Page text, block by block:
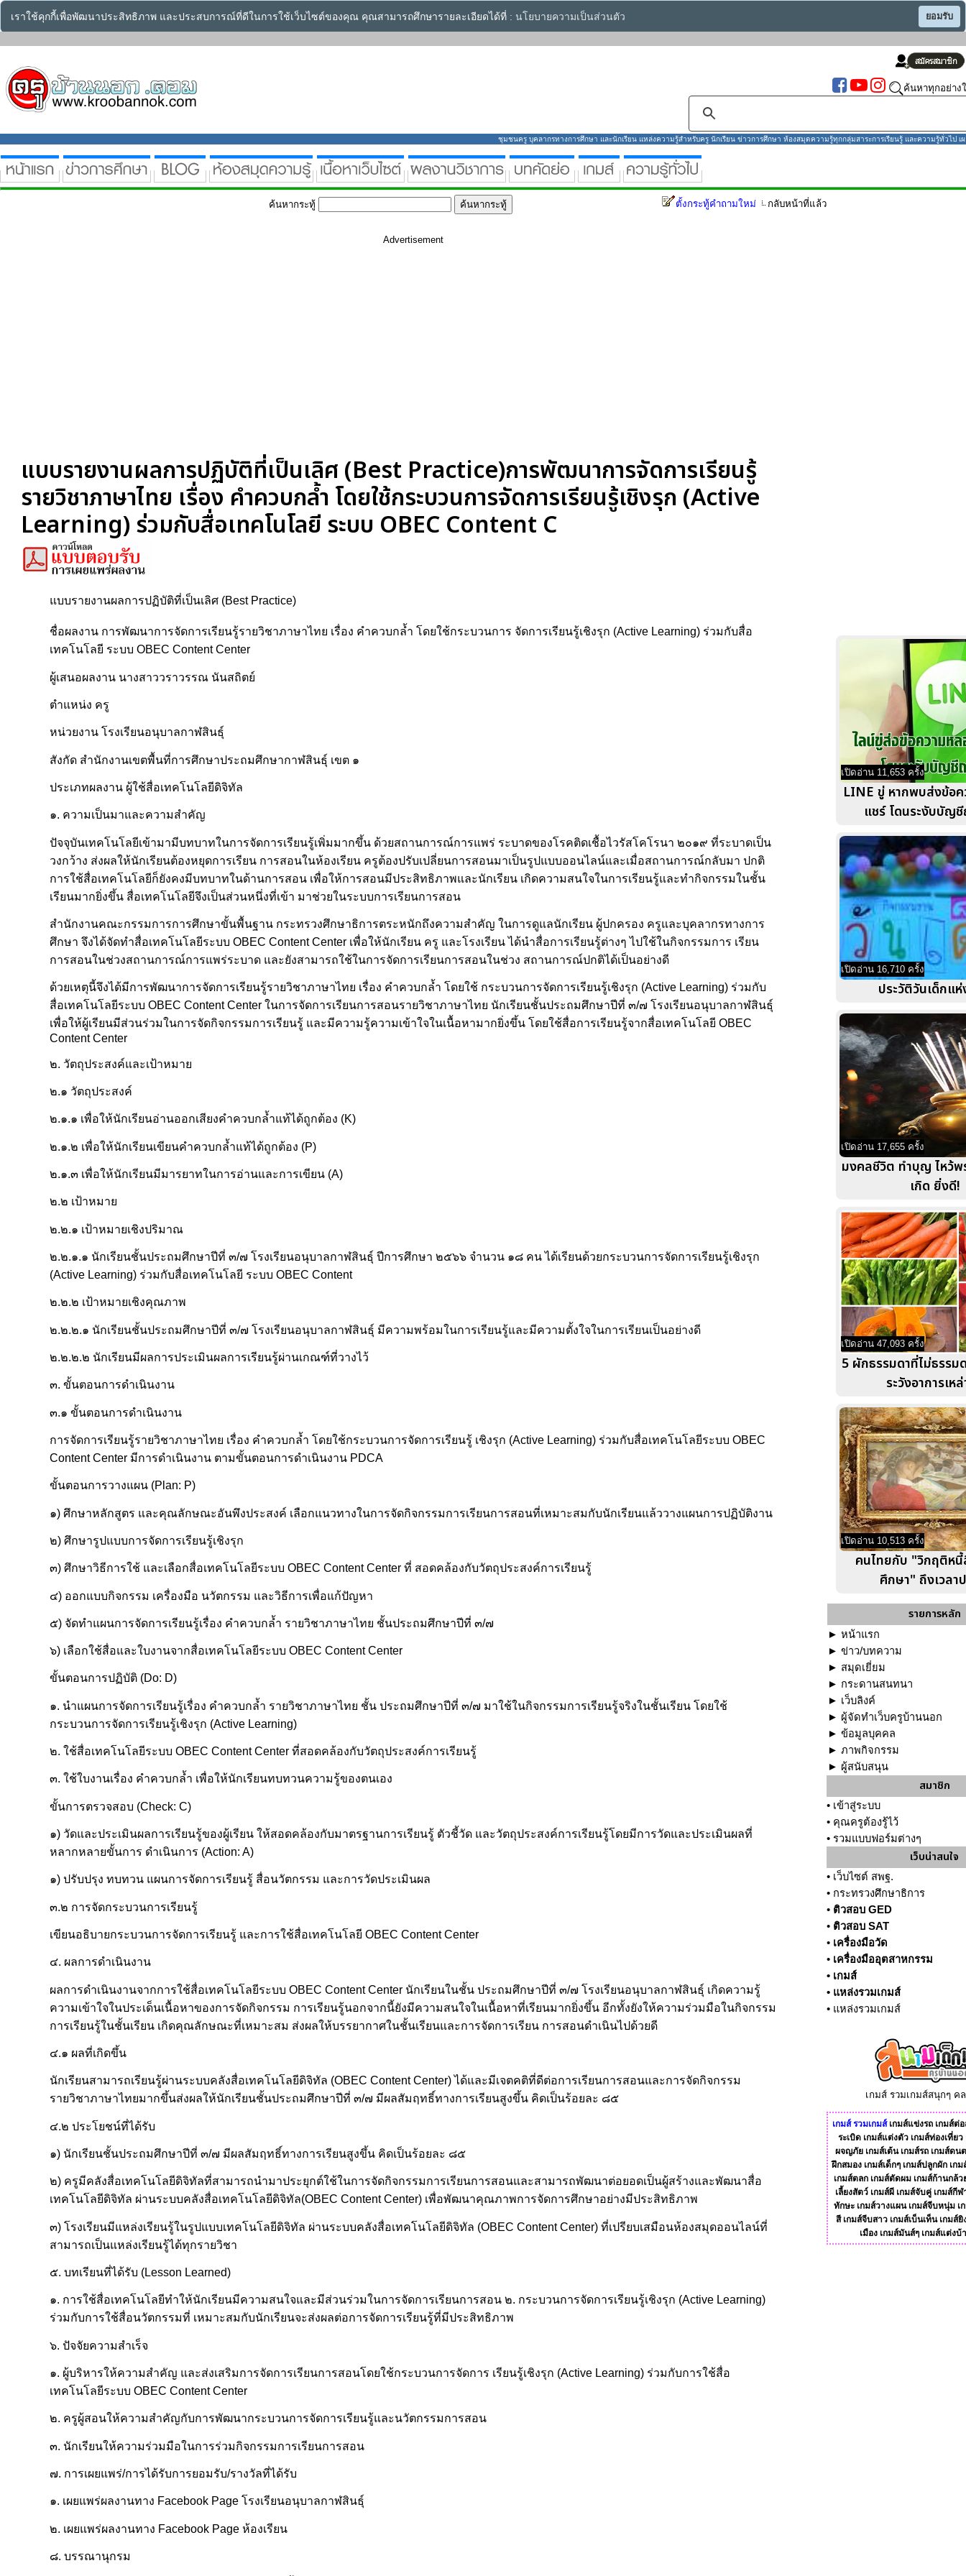
เราใช้คุกกี้เพื่อพัฒนาประสิทธิภาพ และประสบการณ์ที่ดีในการใช้เว็บไซต์ของคุณ คุณสามารถศึกษารายละเอียดได้ที่ : นโยบายความเป็นส่วนตัว ยอมรับ
ค้นหาทุกอย่าง
ชุมชนครู บุคลากรทางการศึกษา และนักเรียน แหล่งความรู้สำหรับครู นักเรียน ข่าวการศึกษา ห้องสมุดความรู้ทุกกลุ่มสาระการเรียนรู้ และความรู้ทั่วไป เ
ค้นหากระทู้ ตั้งกระทู้คำถามใหม่ กลับหน้าที่แล้ว
Advertisement
แบบรายงานผลการปฏิบัติที่เป็นเลิศ (Best Practice)การพัฒนาการจัดการเรียนรู้
รายวิชาภาษาไทย เรื่อง คำควบกล้ำ โดยใช้กระบวนการจัดการเรียนรู้เชิงรุก (Active
Learning) ร่วมกับสื่อเทคโนโลยี ระบบ OBEC Content C
แบบรายงานผลการปฏิบัติที่เป็นเลิศ (Best Practice)
ชื่อผลงาน การพัฒนาการจัดการเรียนรู้รายวิชาภาษาไทย เรื่อง คำควบกล้ำ โดยใช้กระบวนการ จัดการเรียนรู้เชิงรุก (Active Learning) ร่วมกับสื่อ
เทคโนโลยี ระบบ OBEC Content Center
ผู้เสนอผลงาน นางสาววราวรรณ นันสถิตย์
ตำแหน่ง ครู
หน่วยงาน โรงเรียนอนุบาลกาฬสินธุ์
สังกัด สำนักงานเขตพื้นที่การศึกษาประถมศึกษากาฬสินธุ์ เขต ๑
ประเภทผลงาน ผู้ใช้สื่อเทคโนโลยีดิจิทัล
๑. ความเป็นมาและความสำคัญ
ปัจจุบันเทคโนโลยีเข้ามามีบทบาทในการจัดการเรียนรู้เพิ่มมากขึ้น ด้วยสถานการณ์การแพร่ ระบาดของโรคติดเชื้อไวรัสโคโรนา ๒๐๑๙ ที่ระบาดเป็น
วงกว้าง ส่งผลให้นักเรียนต้องหยุดการเรียน การสอนในห้องเรียน ครูต้องปรับเปลี่ยนการสอนมาเป็นรูปแบบออนไลน์และเมื่อสถานการณ์กลับมา ปกติ
การใช้สื่อเทคโนโลยีก็ยังคงมีบทบาทในด้านการสอน เพื่อให้การสอนมีประสิทธิภาพและนักเรียน เกิดความสนใจในการเรียนรู้และทำกิจกรรมในชั้น
เรียนมากยิ่งขึ้น สื่อเทคโนโลยีจึงเป็นส่วนหนึ่งที่เข้า มาช่วยในระบบการเรียนการสอน
สำนักงานคณะกรรมการการศึกษาขั้นพื้นฐาน กระทรวงศึกษาธิการตระหนักถึงความสำคัญ ในการดูแลนักเรียน ผู้ปกครอง ครูและบุคลากรทางการ
ศึกษา จึงได้จัดทำสื่อเทคโนโลยีระบบ OBEC Content Center เพื่อให้นักเรียน ครู และโรงเรียน ได้นำสื่อการเรียนรู้ต่างๆ ไปใช้ในกิจกรรมการ เรียน
การสอนในช่วงสถานการณ์การแพร่ระบาด และยังสามารถใช้ในการจัดการเรียนการสอนในช่วง สถานการณ์ปกติได้เป็นอย่างดี
ด้วยเหตุนี้จึงได้มีการพัฒนาการจัดการเรียนรู้รายวิชาภาษาไทย เรื่อง คำควบกล้ำ โดยใช้ กระบวนการจัดการเรียนรู้เชิงรุก (Active Learning) ร่วมกับ
สื่อเทคโนโลยีระบบ OBEC Content Center ในการจัดการเรียนการสอนรายวิชาภาษาไทย นักเรียนชั้นประถมศึกษาปีที่ ๓/๗ โรงเรียนอนุบาลกาฬสินธุ์
เพื่อให้ผู้เรียนมีส่วนร่วมในการจัดกิจกรรมการเรียนรู้ และมีความรู้ความเข้าใจในเนื้อหามากยิ่งขึ้น โดยใช้สื่อการเรียนรู้จากสื่อเทคโนโลยี OBEC
Content Center
๒. วัตถุประสงค์และเป้าหมาย
๒.๑ วัตถุประสงค์
๒.๑.๑ เพื่อให้นักเรียนอ่านออกเสียงคำควบกล้ำแท้ได้ถูกต้อง (K)
๒.๑.๒ เพื่อให้นักเรียนเขียนคำควบกล้ำแท้ได้ถูกต้อง (P)
๒.๑.๓ เพื่อให้นักเรียนมีมารยาทในการอ่านและการเขียน (A)
๒.๒ เป้าหมาย
๒.๒.๑ เป้าหมายเชิงปริมาณ
๒.๒.๑.๑ นักเรียนชั้นประถมศึกษาปีที่ ๓/๗ โรงเรียนอนุบาลกาฬสินธุ์ ปีการศึกษา ๒๕๖๖ จำนวน ๑๘ คน ได้เรียนด้วยกระบวนการจัดการเรียนรู้เชิงรุก
(Active Learning) ร่วมกับสื่อเทคโนโลยี ระบบ OBEC Content
๒.๒.๒ เป้าหมายเชิงคุณภาพ
๒.๒.๒.๑ นักเรียนชั้นประถมศึกษาปีที่ ๓/๗ โรงเรียนอนุบาลกาฬสินธุ์ มีความพร้อมในการเรียนรู้และมีความตั้งใจในการเรียนเป็นอย่างดี
๒.๒.๒.๒ นักเรียนมีผลการประเมินผลการเรียนรู้ผ่านเกณฑ์ที่วางไว้
๓. ขั้นตอนการดำเนินงาน
๓.๑ ขั้นตอนการดำเนินงาน
การจัดการเรียนรู้รายวิชาภาษาไทย เรื่อง คำควบกล้ำ โดยใช้กระบวนการจัดการเรียนรู้ เชิงรุก (Active Learning) ร่วมกับสื่อเทคโนโลยีระบบ OBEC
Content Center มีการดำเนินงาน ตามขั้นตอนการดำเนินงาน PDCA
ขั้นตอนการวางแผน (Plan: P)
๑) ศึกษาหลักสูตร และคุณลักษณะอันพึงประสงค์ เลือกแนวทางในการจัดกิจกรรมการเรียนการสอนที่เหมาะสมกับนักเรียนแล้ววางแผนการปฏิบัติงาน
๒) ศึกษารูปแบบการจัดการเรียนรู้เชิงรุก
๓) ศึกษาวิธีการใช้ และเลือกสื่อเทคโนโลยีระบบ OBEC Content Center ที่ สอดคล้องกับวัตถุประสงค์การเรียนรู้
๔) ออกแบบกิจกรรม เครื่องมือ นวัตกรรม และวิธีการเพื่อแก้ปัญหา
๕) จัดทำแผนการจัดการเรียนรู้เรื่อง คำควบกล้ำ รายวิชาภาษาไทย ชั้นประถมศึกษาปีที่ ๓/๗
๖) เลือกใช้สื่อและใบงานจากสื่อเทคโนโลยีระบบ OBEC Content Center
ขั้นตอนการปฏิบัติ (Do: D)
๑. นำแผนการจัดการเรียนรู้เรื่อง คำควบกล้ำ รายวิชาภาษาไทย ชั้น ประถมศึกษาปีที่ ๓/๗ มาใช้ในกิจกรรมการเรียนรู้จริงในชั้นเรียน โดยใช้
กระบวนการจัดการเรียนรู้เชิงรุก (Active Learning)
๒. ใช้สื่อเทคโนโลยีระบบ OBEC Content Center ที่สอดคล้องกับวัตถุประสงค์การเรียนรู้
๓. ใช้ใบงานเรื่อง คำควบกล้ำ เพื่อให้นักเรียนทบทวนความรู้ของตนเอง
ขั้นการตรวจสอบ (Check: C)
๑) วัดและประเมินผลการเรียนรู้ของผู้เรียน ให้สอดคล้องกับมาตรฐานการเรียนรู้ ตัวชี้วัด และวัตถุประสงค์การเรียนรู้โดยมีการวัดและประเมินผลที่
หลากหลายขั้นการ ดำเนินการ (Action: A)
๑) ปรับปรุง ทบทวน แผนการจัดการเรียนรู้ สื่อนวัตกรรม และการวัดประเมินผล
๓.๒ การจัดกระบวนการเรียนรู้
เขียนอธิบายกระบวนการจัดการเรียนรู้ และการใช้สื่อเทคโนโลยี OBEC Content Center
๔. ผลการดำเนินงาน
ผลการดำเนินงานจากการใช้สื่อเทคโนโลยีระบบ OBEC Content Center นักเรียนในชั้น ประถมศึกษาปีที่ ๓/๗ โรงเรียนอนุบาลกาฬสินธุ์ เกิดความรู้
ความเข้าใจในประเด็นเนื้อหาของการจัดกิจกรรม การเรียนรู้นอกจากนี้ยังมีความสนใจในเนื้อหาที่เรียนมากยิ่งขึ้น อีกทั้งยังให้ความร่วมมือในกิจกรรม
การเรียนรู้ในชั้นเรียน เกิดคุณลักษณะที่เหมาะสม ส่งผลให้บรรยากาศในชั้นเรียนและการจัดการเรียน การสอนดำเนินไปด้วยดี
๔.๑ ผลที่เกิดขึ้น
นักเรียนสามารถเรียนรู้ผ่านระบบคลังสื่อเทคโนโลยีดิจิทัล (OBEC Content Center) ได้และมีเจตคติที่ดีต่อการเรียนการสอนและการจัดกิจกรรม
รายวิชาภาษาไทยมากขึ้นส่งผลให้นักเรียนชั้นประถมศึกษาปีที่ ๓/๗ มีผลสัมฤทธิ์ทางการเรียนสูงขึ้น คิดเป็นร้อยละ ๘๕
๔.๒ ประโยชน์ที่ได้รับ
๑) นักเรียนชั้นประถมศึกษาปีที่ ๓/๗ มีผลสัมฤทธิ์ทางการเรียนสูงขึ้น คิดเป็นร้อยละ ๘๕
๒) ครูมีคลังสื่อเทคโนโลยีดิจิทัลที่สามารถนำมาประยุกต์ใช้ในการจัดกิจกรรมการเรียนการสอนและสามารถพัฒนาต่อยอดเป็นผู้สร้างและพัฒนาสื่อ
เทคโนโลยีดิจิทัล ผ่านระบบคลังสื่อเทคโนโลยีดิจิทัล(OBEC Content Center) เพื่อพัฒนาคุณภาพการจัดการศึกษาอย่างมีประสิทธิภาพ
๓) โรงเรียนมีแหล่งเรียนรู้ในรูปแบบเทคโนโลยีดิจิทัล ผ่านระบบคลังสื่อเทคโนโลยีดิจิทัล (OBEC Content Center) ที่เปรียบเสมือนห้องสมุดออนไลน์ที่
สามารถเป็นแหล่งเรียนรู้ได้ทุกรายวิชา
๕. บทเรียนที่ได้รับ (Lesson Learned)
๑. การใช้สื่อเทคโนโลยีทำให้นักเรียนมีความสนใจและมีส่วนร่วมในการจัดการเรียนการสอน ๒. กระบวนการจัดการเรียนรู้เชิงรุก (Active Learning)
ร่วมกับการใช้สื่อนวัตกรรมที่ เหมาะสมกับนักเรียนจะส่งผลต่อการจัดการเรียนรู้ที่มีประสิทธิภาพ
๖. ปัจจัยความสำเร็จ
๑. ผู้บริหารให้ความสำคัญ และส่งเสริมการจัดการเรียนการสอนโดยใช้กระบวนการจัดการ เรียนรู้เชิงรุก (Active Learning) ร่วมกับการใช้สื่อ
เทคโนโลยีระบบ OBEC Content Center
๒. ครูผู้สอนให้ความสำคัญกับการพัฒนากระบวนการจัดการเรียนรู้และนวัตกรรมการสอน
๓. นักเรียนให้ความร่วมมือในการร่วมกิจกรรมการเรียนการสอน
๗. การเผยแพร่/การได้รับการยอมรับ/รางวัลที่ได้รับ
๑. เผยแพร่ผลงานทาง Facebook Page โรงเรียนอนุบาลกาฬสินธุ์
๒. เผยแพร่ผลงานทาง Facebook Page ห้องเรียน
๘. บรรณานุกรม
เปิดอ่าน 11,653 ครั้ง
LINE ขู่ หากพบส่งข้อค
แชร์ โดนระงับบัญ
เปิดอ่าน 16,710 ครั้ง
ประวัติวันเด็กแ
เปิดอ่าน 17,655 ครั้ง
มงคลชีวิต ทำบุญ ไหว้พ
เกิด ยิ่งดี!
เปิดอ่าน 47,093 ครั้ง
5 ผักธรรมดาที่ไม่ธรรม
ระวังอาการเห
เปิดอ่าน 10,513 ครั้ง
คนไทยกับ "วิกฤติห
ศึกษา" ถึงเวลา
รายการหลัก
► หน้าแรก
► ข่าว/บทความ
► สมุดเยี่ยม
► กระดานสนทนา
► เว็บลิงค์
► ผู้จัดทำเว็บครูบ้านนอก
► ข้อมูลบุคคล
► ภาพกิจกรรม
► ผู้สนับสนุน
สมาชิก
• เข้าสู่ระบบ
• คุณครูต้องรู้ไว้
• รวมแบบฟอร์มต่างๆ
เว็บน่าสนใจ
• เว็บไซต์ สพฐ.
• กระทรวงศึกษาธิการ
• ติวสอบ GED
• ติวสอบ SAT
• เครื่องมือวัด
• เครื่องมืออุตสาหกรรม
• เกมส์
• แหล่งรวมเกมส์
• แหล่งรวมเกมส์
เกมส์ รวมเกมส์สนุกๆ ค
เกมส์ รวมเกมส์ เกมส์แข่งรถ เกมส์ต่อ
ระเบิด เกมส์แต่งตัว เกมส์ท่องเที่ยว
ผจญภัย เกมส์เต้น เกมส์รถ เกมส์ดน
ฝึกสมอง เกมส์เด็กๆ เกมส์ปลูกผัก เก
เกมส์ตลก เกมส์ตัดผม เกมส์ก้านกล้ว
เลี้ยงสัตว์ เกมส์ผี เกมส์จับคู่ เกมส์กีฬ
ทักษะ เกมส์วางแผน เกมส์จีบหนุ่ม เ
สี เกมส์จีบสาว เกมส์เบ็นเท็น เกมส์ยิ
เมือง เกมส์มันส์ๆ เกมส์แต่งบ้